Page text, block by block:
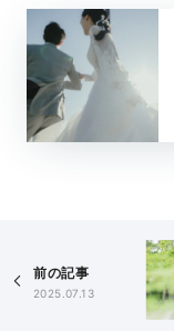
前の記事
2025.07.13